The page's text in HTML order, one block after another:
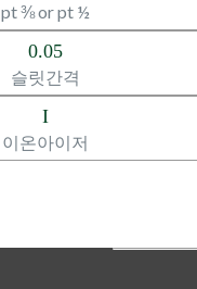
pt ⅜ or pt ½
0.05
슬릿간격
I
이온아이저